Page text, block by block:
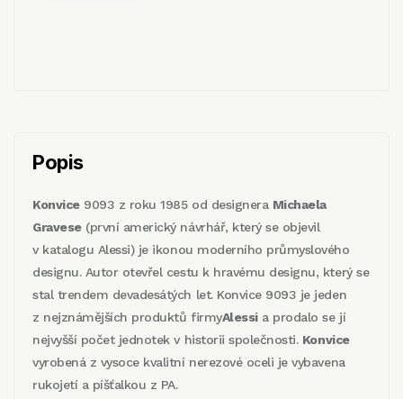
Popis
Konvice9093 z roku 1985 od designera Michaela
Gravese(první americký návrhář, který se objevil
v katalogu Alessi) je ikonou moderního průmyslového
designu. Autor otevřel cestu k hravému designu, který se
stal trendem devadesátých let. Konvice 9093 je jeden
z nejznámějších produktů firmyAlessia prodalo se jí
nejvyšší počet jednotek v historii společnosti. Konvice
vyrobená z vysoce kvalitní nerezové oceli je vybavena
rukojetí a píšťalkou z PA.